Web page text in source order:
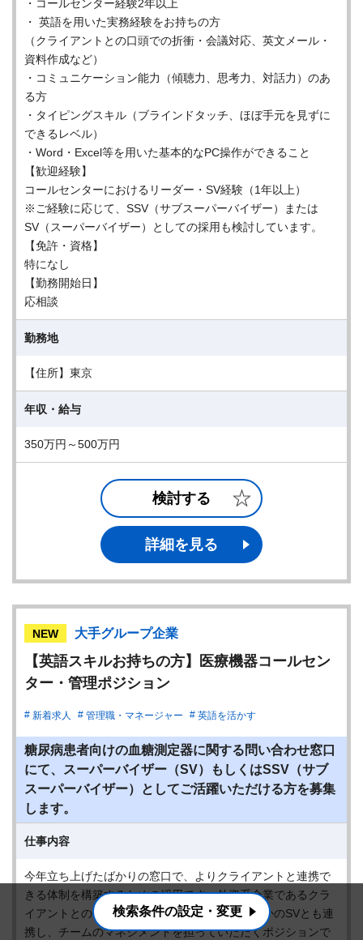
・コールセンター経験2年以上
・ 英語を用いた実務経験をお持ちの方
（クライアントとの口頭での折衝・会議対応、英文メール・
資料作成など）
・コミュニケーション能力（傾聴力、思考力、対話力）のあ
る方
・タイピングスキル（ブラインドタッチ、ほぼ手元を見ずに
できるレベル）
・Word・Excel等を用いた基本的なPC操作ができること
【歓迎経験】
コールセンターにおけるリーダー・SV経験（1年以上）
※ご経験に応じて、SSV（サブスーパーバイザー）または
SV（スーパーバイザー）としての採用も検討しています。
【免許・資格】
特になし
【勤務開始日】
応相談
勤務地
【住所】東京
年収・給与
350万円～500万円
検討する
詳細を見る
NEW 大手グループ企業
【英語スキルお持ちの方】医療機器コールセン
ター・管理ポジション
新着求人 管理職・マネージャー 英語を活かす
糖尿病患者向けの血糖測定器に関する問い合わせ窓口
にて、スーパーバイザー（SV）もしくはSSV（サブ
スーパーバイザー）としてご活躍いただける方を募集
します。
仕事内容
今年立ち上げたばかりの窓口で、よりクライアントと連携で
きる体制を構築するための採用です。外資系企業であるクラ
イアントとのやり取りを主軸となって行い、ほかのSVとも連
携し、チームのマネジメントを担っていただくポジションで
検索条件の設定・変更